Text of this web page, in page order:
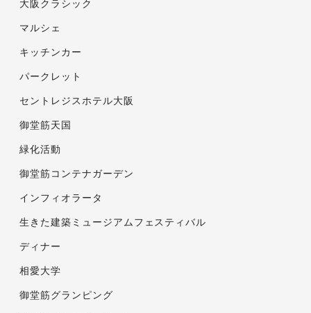
大阪クラシック
マルシェ
キッチンカー
パークレット
セントレジスホテル大阪
御堂筋天国
緑化活動
御堂筋コンテナガーデン
インフィオラータ
生きた建築ミュージアムフェスティバル
ディナー
相愛大学
御堂筋グランピング